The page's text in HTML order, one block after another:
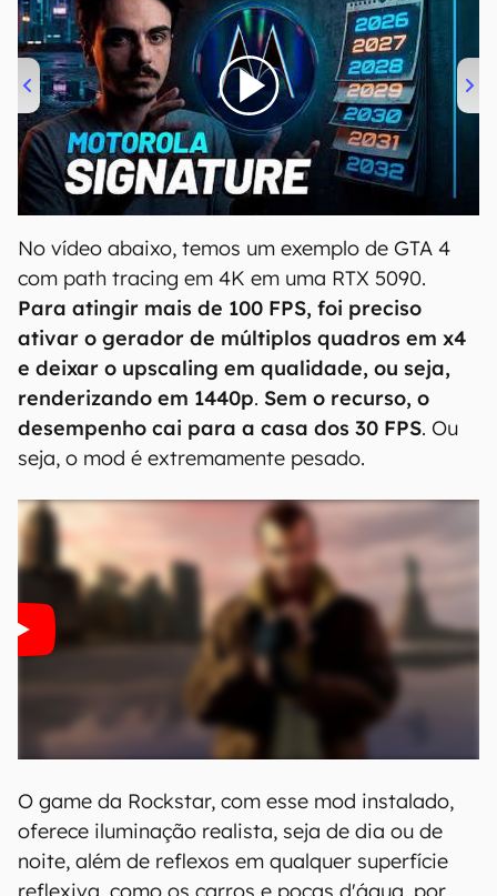
00:00/20:46
No vídeo abaixo, temos um exemplo de GTA 4
com path tracing em 4K em uma RTX 5090.
Para atingir mais de 100 FPS, foi preciso
ativar o gerador de múltiplos quadros em x4
e deixar o upscaling em qualidade, ou seja,
renderizando em 1440p. Sem o recurso, o
desempenho cai para a casa dos 30 FPS. Ou
seja, o mod é extremamente pesado.
O game da Rockstar, com esse mod instalado,
oferece iluminação realista, seja de dia ou de
noite, além de reflexos em qualquer superfície